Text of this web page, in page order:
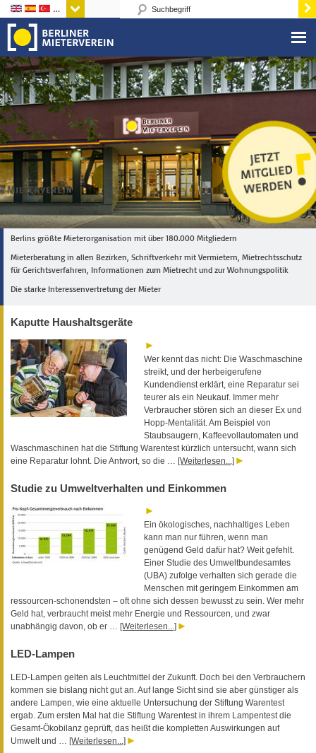
Sprachen
Berlins größte Mieterorganisation mit über 180.000 Mitgliedern
Mieterberatung in allen Bezirken, Schriftverkehr mit Vermietern, Mietrechtsschutz
für Gerichtsverfahren, Informationen zum Mietrecht und zur Wohnungspolitik
Die starke Interessenvertretung der Mieter
Kaputte Haushaltsgeräte
Wer kennt das nicht: Die Waschmaschine
streikt, und der herbeigerufene
Kundendienst erklärt, eine Reparatur sei
teurer als ein Neukauf. Immer mehr
Verbraucher stören sich an dieser Ex und
Hopp-Mentalität. Am Beispiel von
Staubsaugern, Kaffeevollautomaten und
Waschmaschinen hat die Stiftung Warentest kürzlich untersucht, wann sich
eine Reparatur lohnt. Die Antwort, so die … [Weiterlesen...]
Studie zu Umweltverhalten und Einkommen
Ein ökologisches, nachhaltiges Leben
kann man nur führen, wenn man
genügend Geld dafür hat? Weit gefehlt.
Einer Studie des Umweltbundesamtes
(UBA) zufolge verhalten sich gerade die
Menschen mit geringem Einkommen am
ressourcen-schonendsten – oft ohne sich dessen bewusst zu sein. Wer mehr
Geld hat, verbraucht meist mehr Energie und Ressourcen, und zwar
unabhängig davon, ob er … [Weiterlesen...]
LED-Lampen
LED-Lampen gelten als Leuchtmittel der Zukunft. Doch bei den Verbrauchern
kommen sie bislang nicht gut an. Auf lange Sicht sind sie aber günstiger als
andere Lampen, wie eine aktuelle Untersuchung der Stiftung Warentest
ergab. Zum ersten Mal hat die Stiftung Warentest in ihrem Lampentest die
Gesamt-Ökobilanz geprüft, das heißt die kompletten Auswirkungen auf
Umwelt und … [Weiterlesen...]